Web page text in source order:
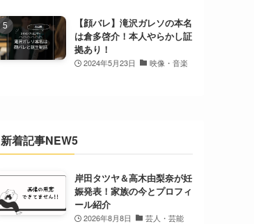
【顔バレ】滝沢ガレソの本名
は倉多啓介！本人やらかし証
拠あり！
2024年5月23日 映像・音楽
新着記事NEW5
岸田タツヤ＆高木由梨奈が妊
娠発表！家族の今とプロフィ
ール紹介
2026年8月8日 芸人・芸能